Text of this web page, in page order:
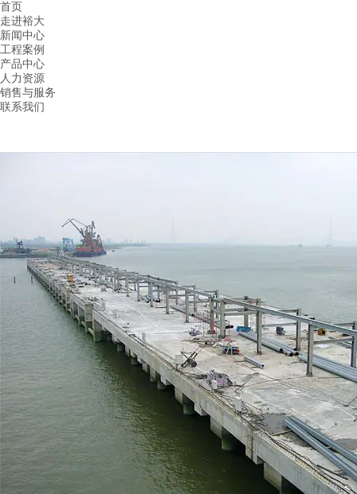
首页
走进裕大
新闻中心
工程案例
产品中心
人力资源
销售与服务
联系我们